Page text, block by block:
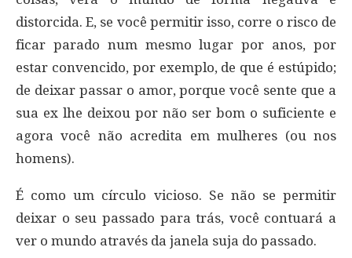
distorcida. E, se você permitir isso, corre o risco de
ficar parado num mesmo lugar por anos, por
estar convencido, por exemplo, de que é estúpido;
de deixar passar o amor, porque você sente que a
sua ex lhe deixou por não ser bom o suficiente e
agora você não acredita em mulheres (ou nos
homens).
É como um círculo vicioso. Se não se permitir
deixar o seu passado para trás, você contuará a
ver o mundo através da janela suja do passado.